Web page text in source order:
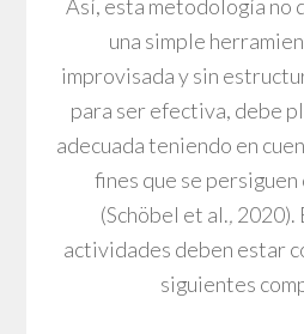
Así, esta metodología no
una simple
improvisada y sin
para ser efectiva, debe
adecuada teniendo en
fines que se persiguen
(Schöbel et al., 2020).
actividades deben estar
siguientes